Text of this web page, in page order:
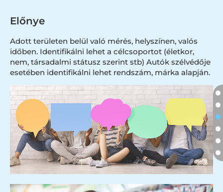
Szolgáltatások
Előnye
Adott területen belül való mérés, helyszínen, valós
időben. Identifikálni lehet a célcsoportot (életkor,
nem, társadalmi státusz szerint stb) Autók szélvédője
esetében identifikálni lehet rendszám, márka alapján.